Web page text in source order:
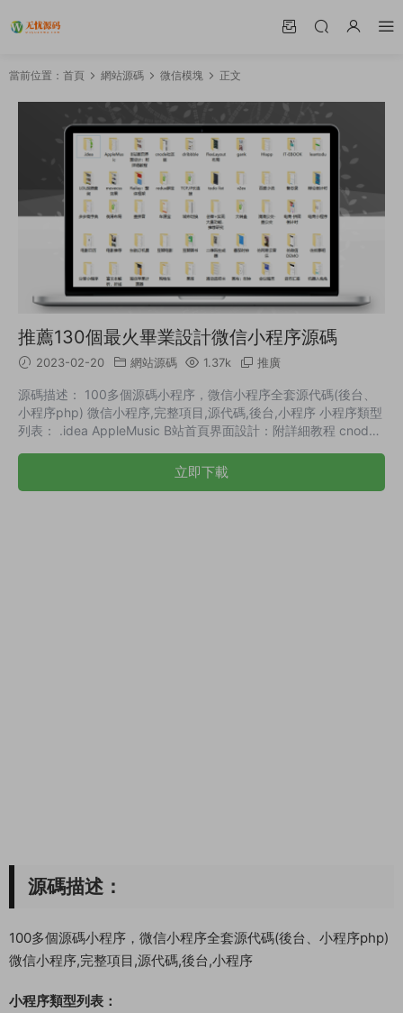
當前位置： 首頁 網站源碼 微信模塊 正文
推薦130個最火畢業設計微信小程序源碼
2023-02-20 網站源碼 1.37k 推廣
源碼描述： 100多個源碼小程序，微信小程序全套源代碼(後台、
小程序php) 微信小程序,完整項目,源代碼,後台,小程序 小程序類型
列表： .idea AppleMusic B站首頁界面設計：附詳細教程 cnode
leantodu list.txt LOL戰績查詢 movecss效果 Railay：整體框架
redux綁定 TCP,IP長連接 todo list v2ex 一個(仿) 一元奪寶主頁設
立即下載
源碼描述：
100多個源碼小程序，微信小程序全套源代碼(後台、小程序php)
微信小程序,完整項目,源代碼,後台,小程序
小程序類型列表：